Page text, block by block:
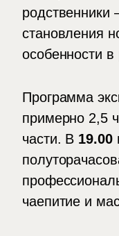
родственники
становления
особенности
Программа
примерно 2,5
части. В 19.00
чаепитие и